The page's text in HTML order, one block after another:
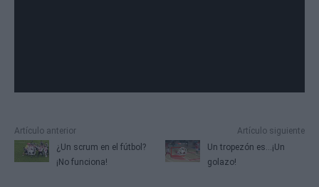
Artículo anterior
¿Un scrum en el fútbol?
¡No funciona!
Artículo siguiente
Un tropezón es...¡Un
golazo!